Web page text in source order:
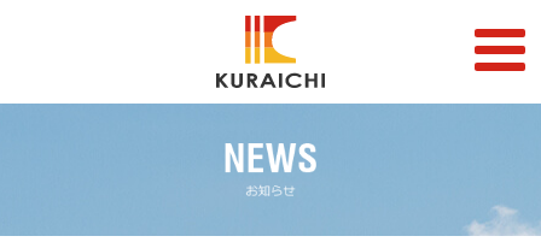
FRANCHISE
店舗一覧